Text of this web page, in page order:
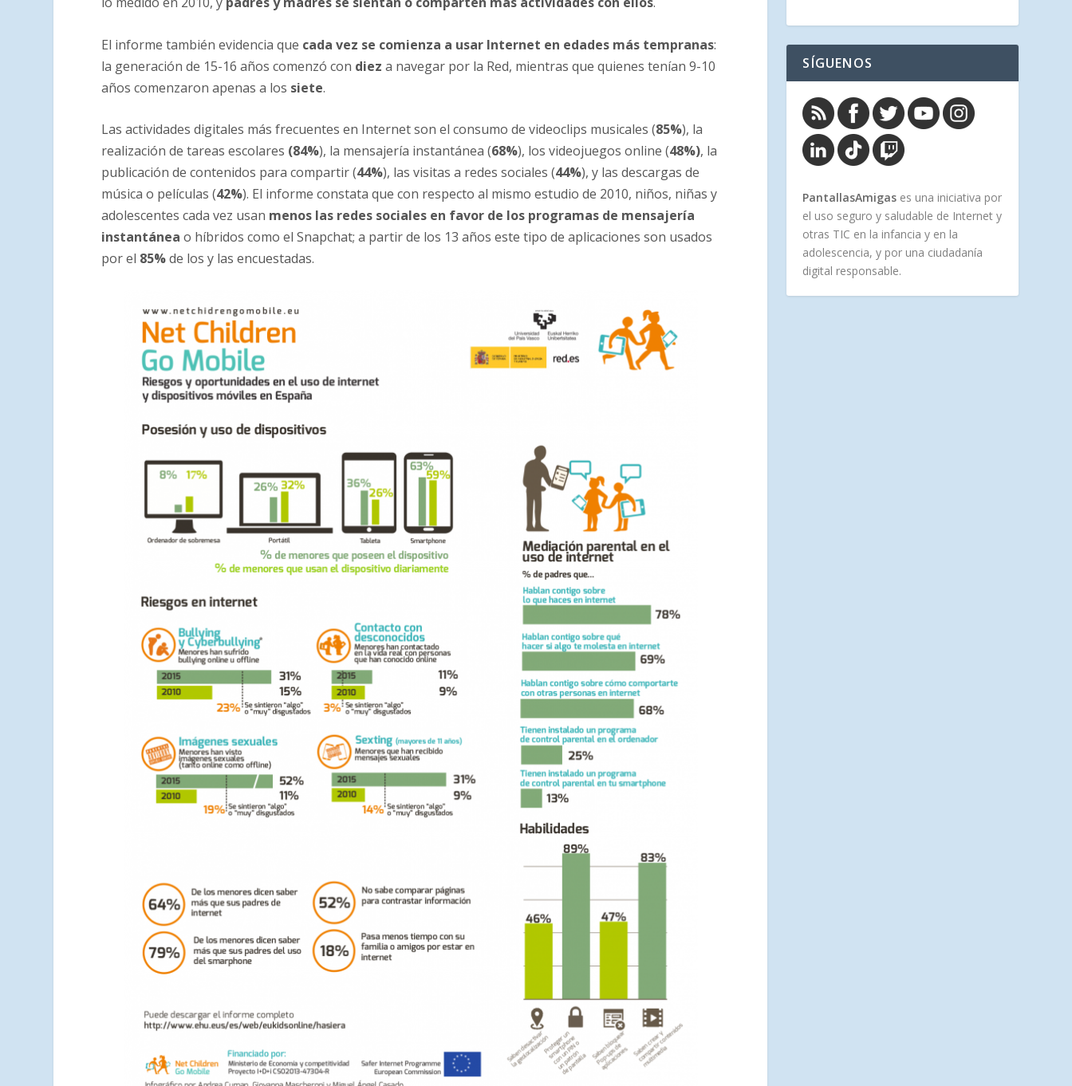
El informe también evidencia que cada vez se comienza a usar Internet en edades más tempranas:
la generación de 15-16 años comenzó con diez a navegar por la Red, mientras que quienes tenían 9-10
años comenzaron apenas a los siete.
Las actividades digitales más frecuentes en Internet son el consumo de videoclips musicales (85%), la
realización de tareas escolares (84%), la mensajería instantánea (68%), los videojuegos online (48%), la
publicación de contenidos para compartir (44%), las visitas a redes sociales (44%), y las descargas de
música o películas (42%). El informe constata que con respecto al mismo estudio de 2010, niños, niñas y
adolescentes cada vez usan menos las redes sociales en favor de los programas de mensajería
instantánea o híbridos como el Snapchat; a partir de los 13 años este tipo de aplicaciones son usados
por el 85%de los y las encuestadas.
SÍGUENOS
PantallasAmigas es una iniciativa por
el uso seguro y saludable de Internet y
otras TIC en la infancia y en la
adolescencia, y por una ciudadanía
digital responsable.